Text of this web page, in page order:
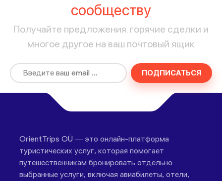
сообществу
Получайте предложения, горячие сделки и
многое другое на ваш почтовый ящик
ПОДПИСАТЬСЯ
OrientTrips OÜ — это онлайн-платформа
туристических услуг, которая помогает
путешественникам бронировать отдельно
выбранные услуги, включая авиабилеты, отели,